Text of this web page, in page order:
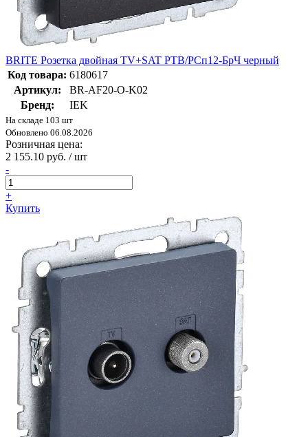
BRITE Розетка двойная TV+SAT РТВ/РСп12-БрЧ черный
Код товара: 6180617
Артикул:
BR-AF20-O-K02
Бренд:
IEK
На складе 103 шт
Обновлено 06.08.2026
Розничная цена:
2 155.10 руб. / шт
-
+
Купить